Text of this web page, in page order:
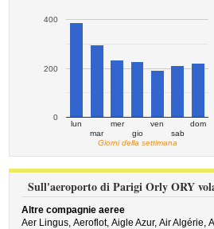
lun
mar
mer
gio
ven
sab
dom
0
200
400
Giorni della settimana
Sull'aeroporto di Parigi Orly ORY
Altre compagnie aeree
Aer Lingus,Aeroflot,Aigle Azur,Air Algérie,